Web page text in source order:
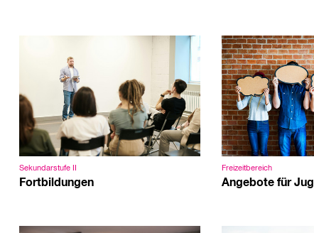
Sekundarstufe II
Fortbildungen
Freizeitbereich
Angebote für